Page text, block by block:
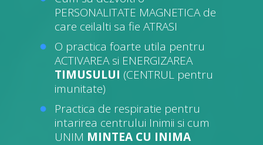
PERSONALITATE MAGNETICA de
care ceilalti sa fie ATRASI
O practica foarte utila pentru
ACTIVAREA si ENERGIZAREA
TIMUSULUI (CENTRUL pentru
imunitate)
Practica de respiratie pentru
intarirea centrului Inimii si cum
UNIM MINTEA CU INIMA